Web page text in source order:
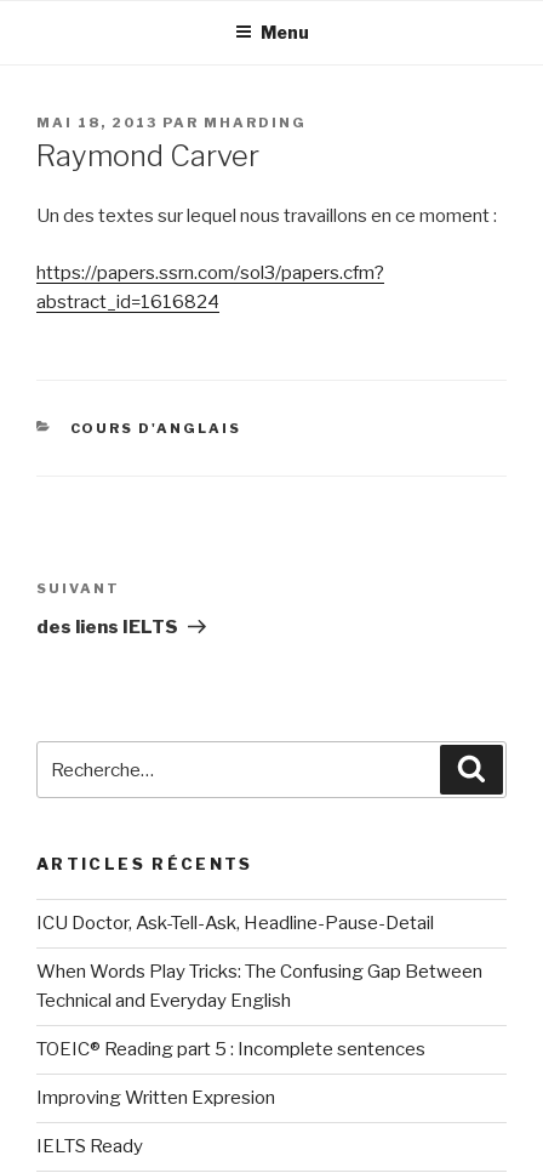
Menu
PUBLIÉ
LE
MAI 18, 2013 PAR MHARDING
Raymond Carver
Un des textes sur lequel nous travaillons en ce moment :
https://papers.ssrn.com/sol3/papers.cfm?
abstract_id=1616824
CATÉGORIES
COURS D'ANGLAIS
de
l’article
Article
suivant
SUIVANT
des liens IELTS
pour
ARTICLES RÉCENTS
ICU Doctor, Ask-Tell-Ask, Headline-Pause-Detail
When Words Play Tricks: The Confusing Gap Between
Technical and Everyday English
TOEIC® Reading part 5 : Incomplete sentences
Improving Written Expresion
IELTS Ready